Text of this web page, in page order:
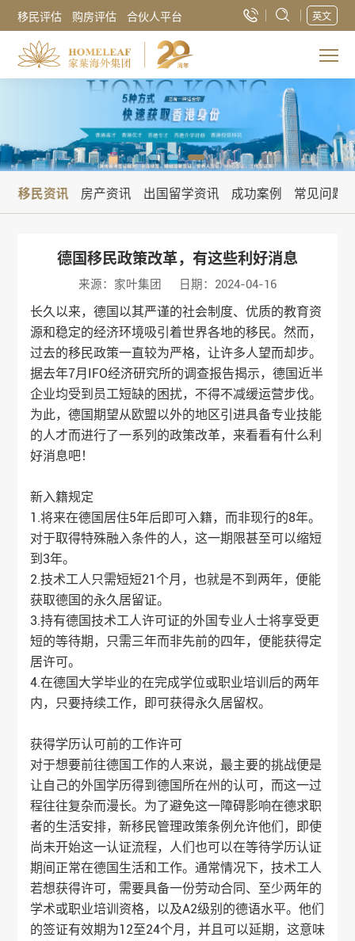
移民评估 购房评估 合伙人平台 英文
移民资讯 房产资讯 出国留学资讯 成功案例 常见问题
德国移民政策改革，有这些利好消息
来源：家叶集团 日期：2024-04-16
长久以来，德国以其严谨的社会制度、优质的教育资
源和稳定的经济环境吸引着世界各地的移民。然而，
过去的移民政策一直较为严格，让许多人望而却步。
据去年7月IFO经济研究所的调查报告揭示，德国近半
企业均受到员工短缺的困扰，不得不减缓运营步伐。
为此，德国期望从欧盟以外的地区引进具备专业技能
的人才而进行了一系列的政策改革，来看看有什么利
好消息吧！
新入籍规定
1.将来在德国居住5年后即可入籍，而非现行的8年。
对于取得特殊融入条件的人，这一期限甚至可以缩短
到3年。
2.技术工人只需短短21个月，也就是不到两年，便能
获取德国的永久居留证。
3.持有德国技术工人许可证的外国专业人士将享受更
短的等待期，只需三年而非先前的四年，便能获得定
居许可。
4.在德国大学毕业的在完成学位或职业培训后的两年
内，只要持续工作，即可获得永久居留权。
获得学历认可前的工作许可
对于想要前往德国工作的人来说，最主要的挑战便是
让自己的外国学历得到德国所在州的认可，而这一过
程往往复杂而漫长。为了避免这一障碍影响在德求职
者的生活安排，新移民管理政策条例允许他们，即使
尚未开始这一认证流程，人们也可以在等待学历认证
期间正常在德国生活和工作。通常情况下，技术工人
若想获得许可，需要具备一份劳动合同、至少两年的
学术或职业培训资格，以及A2级别的德语水平。他们
的签证有效期为12至24个月，并且可以延期，这意味